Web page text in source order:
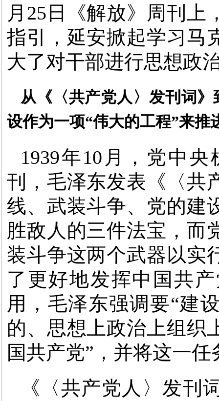
月25日《解放》周刊上
指引，延安掀起学习马
大了对干部进行思想政
从《〈共产党人〉发刊词
设作为一项“伟大的工程”来推
1939年10月，党中
刊，毛泽东发表《〈共
线、武装斗争、党的建
胜敌人的三件法宝，而
装斗争这两个武器以实
了更好地发挥中国共
用，毛泽东强调要“建
的、思想上政治上组织
国共产党”，并将这一
《〈共产党人〉发刊